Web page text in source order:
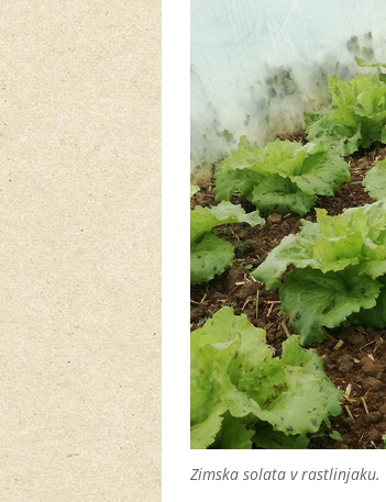
Zimska solata v rastlinjaku.